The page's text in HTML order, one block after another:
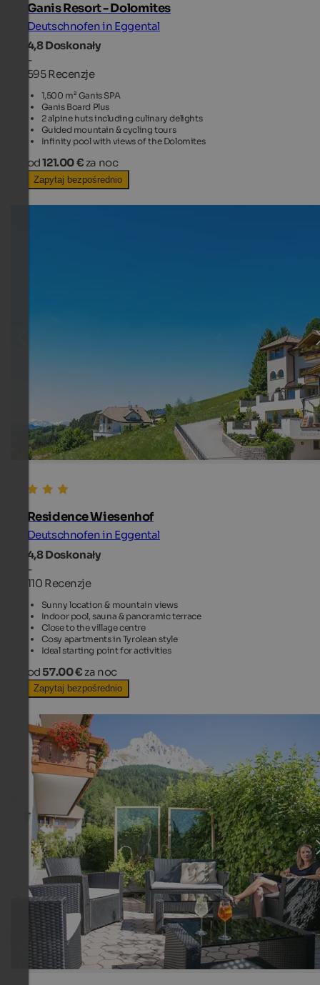
Ganis Resort - Dolomites
Deutschnofen in Eggental
4,8Doskonały
-
595 Recenzje
1,500 m² Ganis SPA
Ganis Board Plus
2 alpine huts including culinary delights
Guided mountain & cycling tours
Infinity pool with views of the Dolomites
od121.00 € za noc
Zapytaj bezpośrednio
Residence Wiesenhof
Deutschnofen in Eggental
4,8Doskonały
-
110 Recenzje
Sunny location & mountain views
Indoor pool, sauna & panoramic terrace
Close to the village centre
Cosy apartments in Tyrolean style
Ideal starting point for activities
od 57.00 € za noc
Zapytaj bezpośrednio